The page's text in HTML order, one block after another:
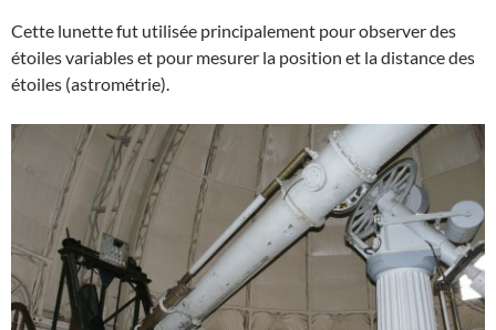
Cette lunette fut utilisée principalement pour observer des
étoiles variables et pour mesurer la position et la distance des
étoiles (astrométrie).